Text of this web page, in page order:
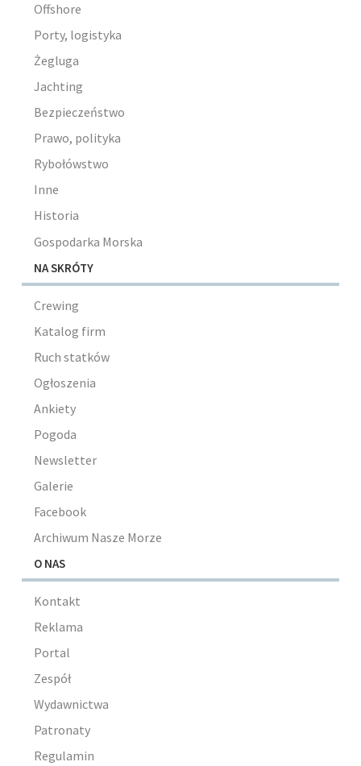
Offshore
Porty, logistyka
Żegluga
Jachting
Bezpieczeństwo
Prawo, polityka
Rybołówstwo
Inne
Historia
Gospodarka Morska
NA SKRÓTY
Crewing
Katalog firm
Ruch statków
Ogłoszenia
Ankiety
Pogoda
Newsletter
Galerie
Facebook
Archiwum Nasze Morze
O NAS
Kontakt
Reklama
Portal
Zespół
Wydawnictwa
Patronaty
Regulamin